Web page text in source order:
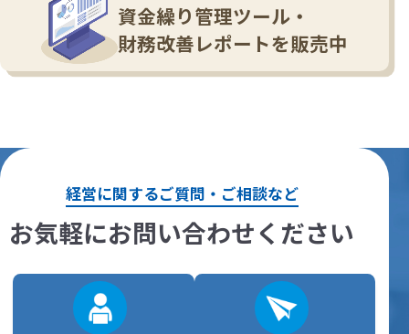
資金繰り管理ツール・
財務改善レポートを販売中
経営に関するご質問・ご相談など
お気軽にお問い合わせください